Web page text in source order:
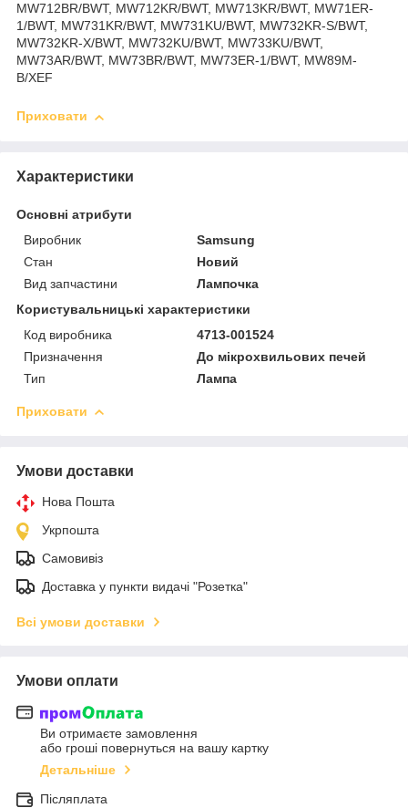
MW712BR/BWT, MW712KR/BWT, MW713KR/BWT, MW71ER-
1/BWT, MW731KR/BWT, MW731KU/BWT, MW732KR-S/BWT,
MW732KR-X/BWT, MW732KU/BWT, MW733KU/BWT,
MW73AR/BWT, MW73BR/BWT, MW73ER-1/BWT, MW89M-
B/XEF
Приховати
Характеристики
Основні атрибути
Виробник
Samsung
Стан
Новий
Вид запчастини
Лампочка
Користувальницькі характеристики
Код виробника
4713-001524
Призначення
До мікрохвильових печей
Тип
Лампа
Приховати
Умови доставки
Нова Пошта
Укрпошта
Самовивіз
Доставка у пункти видачі "Розетка"
Всі умови доставки
Умови оплати
Ви отримаєте замовлення
або гроші повернуться на вашу картку
Детальніше
Післяплата